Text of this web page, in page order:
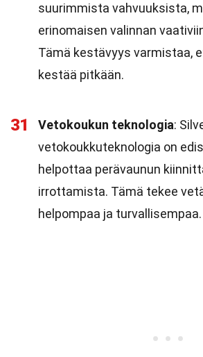
suurimmista vahvuuksista,
erinomaisen valinnan
Tämä kestävyys varmistaa,
kestää pitkään.
31 Vetokoukun teknologia:
vetokoukkuteknologia on
helpottaa perävaunun
irrottamista. Tämä tekee
helpompaa ja turvallisempaa.